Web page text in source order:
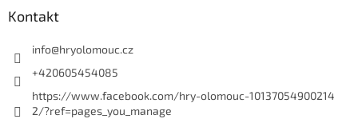
Kontakt
info@hryolomouc.cz
+420605454085
https://www.facebook.com/hry-olomouc-10137054900214
2/?ref=pages_you_manage